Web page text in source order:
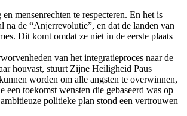
mensenrechten te respecteren. En het is
na de “Anjerrevolutie”, en dat de landen van
Dit komt omdat ze niet in de eerste plaats
van het integratieproces naar de
houvast, stuurt Zijne Heiligheid Paus
worden om alle angsten te overwinnen,
toekomst wensten die gebaseerd was op
politieke plan stond een vertrouwen